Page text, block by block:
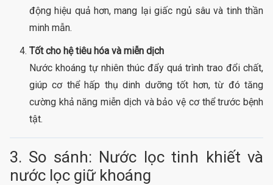
động hiệu quả hơn, mang lại giấc ngủ sâu và tinh thần
minh mẫn.
Tốt cho hệ tiêu hóa và miễn dịch
Nước khoáng tự nhiên thúc đẩy quá trình trao đổi chất,
giúp cơ thể hấp thụ dinh dưỡng tốt hơn, từ đó tăng
cường khả năng miễn dịch và bảo vệ cơ thể trước bệnh
tật.
3. So sánh: Nước lọc tinh khiết và
nước lọc giữ khoáng